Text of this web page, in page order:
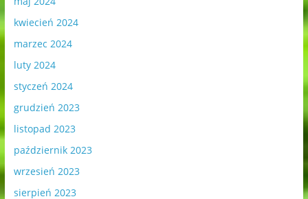
kwiecień 2024
marzec 2024
luty 2024
styczeń 2024
grudzień 2023
listopad 2023
październik 2023
wrzesień 2023
sierpień 2023